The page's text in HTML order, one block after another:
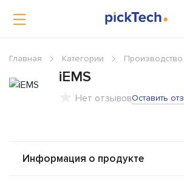
Главная Категории Производство
iEMS
Нет отзывовОставить
Информация о продукте